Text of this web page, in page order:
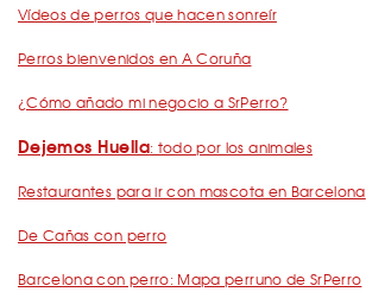
Vídeos de perros que hacen sonreír
Perros bienvenidos en A Coruña
¿Cómo añado mi negocio a SrPerro?
Dejemos Huella: todo por los animales
Restaurantes para ir con mascota en Barcelona
De Cañas con perro
Barcelona con perro: Mapa perruno de SrPerro